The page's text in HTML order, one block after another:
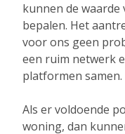
kunnen de
bepalen. Het
voor ons geen
een ruim netwerk
platformen samen.
Als er voldoende
woning, dan